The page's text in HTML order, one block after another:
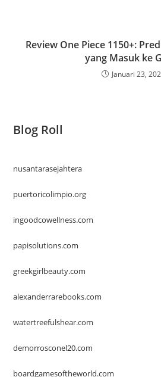
Review One Piece 1150+:
yang Masuk ke
Januari 23,
Blog Roll
nusantarasejahtera
puertoricolimpio.org
ingoodcowellness.com
papisolutions.com
greekgirlbeauty.com
alexanderrarebooks.com
watertreefulshear.com
demorrosconel20.com
boardgamesoftheworld.com